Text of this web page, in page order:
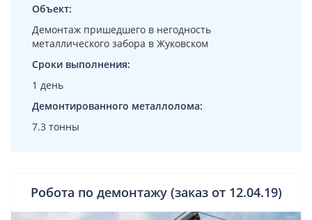
Объект:
Демонтаж пришедшего в негодность
металлического забора в Жуковском
Сроки выполнения:
1 день
Демонтированного металлолома:
7.3 тонны
Робота по демонтажу (заказ от 12.04.19)